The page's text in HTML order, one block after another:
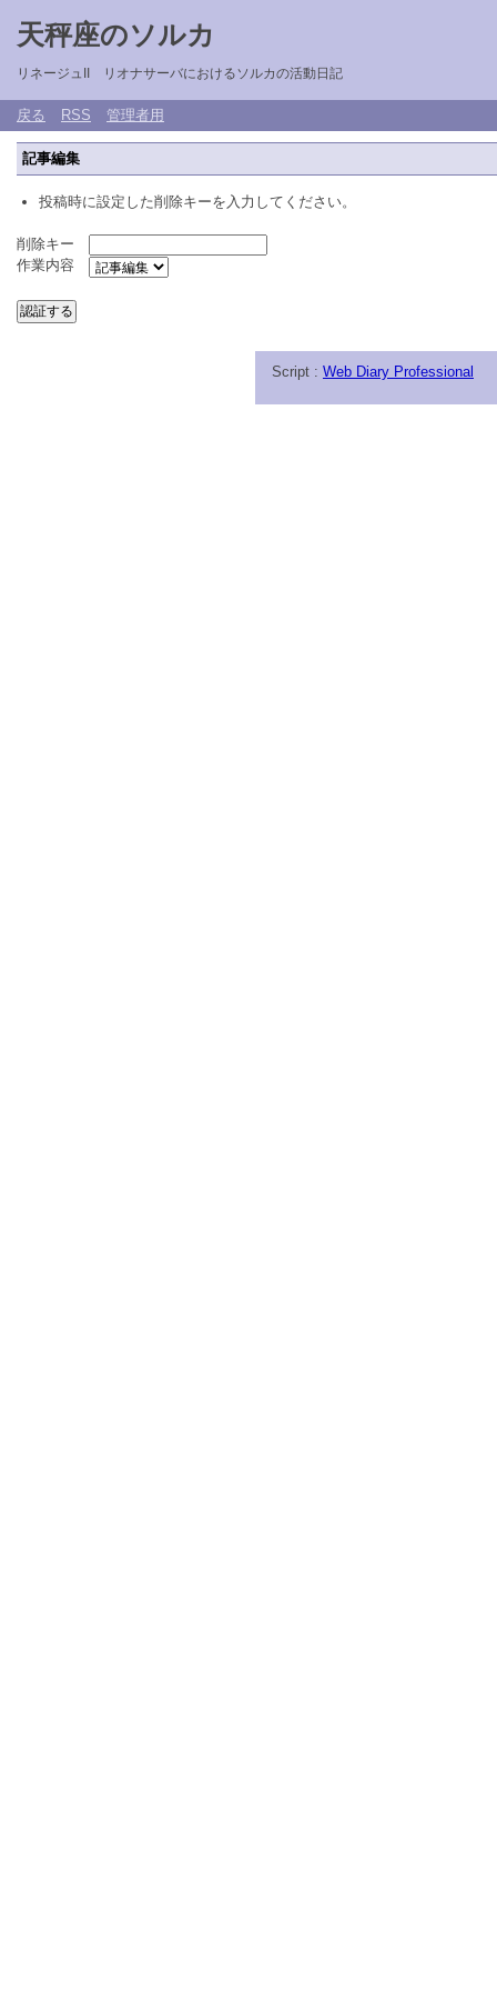
天秤座のソルカ
リネージュII リオナサーバにおけるソルカの活動日記
戻る RSS 管理者用
記事編集
投稿時に設定した削除キーを入力してください。
削除キー
作業内容
Script : Web Diary Professional